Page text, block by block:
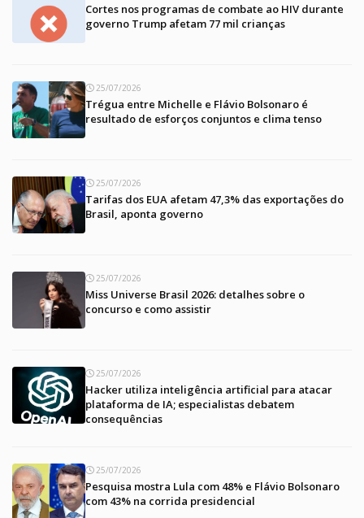
Cortes nos programas de combate ao HIV durante
governo Trump afetam 77 mil crianças
25/07/2026
Trégua entre Michelle e Flávio Bolsonaro é
resultado de esforços conjuntos e clima tenso
25/07/2026
Tarifas dos EUA afetam 47,3% das exportações do
Brasil, aponta governo
25/07/2026
Miss Universe Brasil 2026: detalhes sobre o
concurso e como assistir
25/07/2026
Hacker utiliza inteligência artificial para atacar
plataforma de IA; especialistas debatem
consequências
25/07/2026
Pesquisa mostra Lula com 48% e Flávio Bolsonaro
com 43% na corrida presidencial